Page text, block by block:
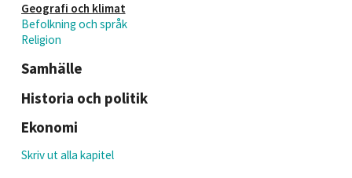
Geografi och klimat
Befolkning och språk
Religion
Samhälle
Historia och politik
Ekonomi
Skriv ut alla kapitel